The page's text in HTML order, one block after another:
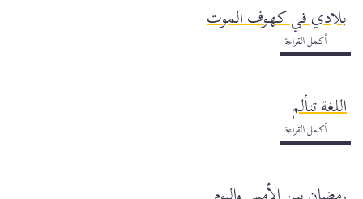
بلادي في كهوف الموت
أكمل القراءة
اللغة تتألم
أكمل القراءة